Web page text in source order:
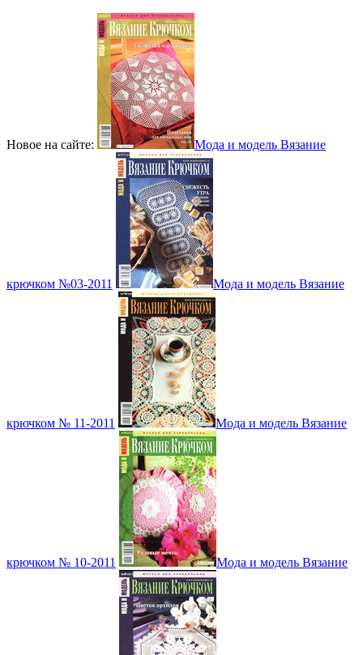
Новое на сайте: Мода и модель Вязание
крючком №03-2011 Мода и модель Вязание
крючком № 11-2011 Мода и модель Вязание
крючком № 10-2011 Мода и модель Вязание